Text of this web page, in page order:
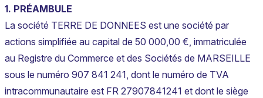
1. PRÉAMBULE
La société TERRE DE DONNEES est une société par
actions simplifiée au capital de 50 000,00 €, immatriculée
au Registre du Commerce et des Sociétés de MARSEILLE
sous le numéro 907 841 241, dont le numéro de TVA
intracommunautaire est FR 27907841241 et dont le siège